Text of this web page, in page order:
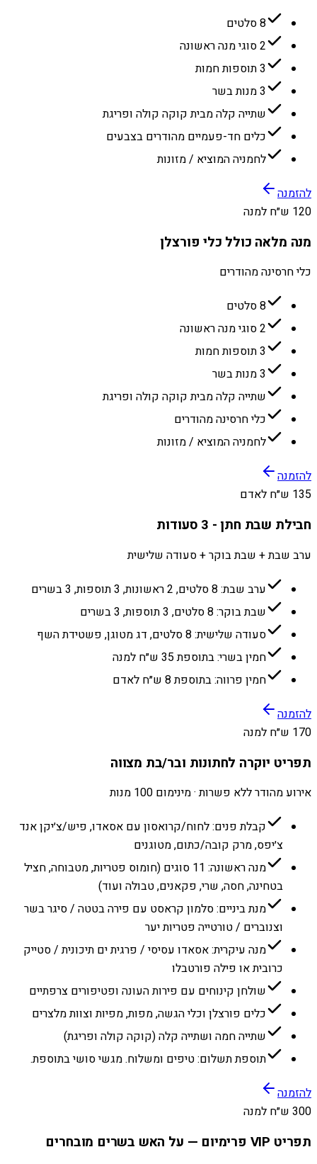
8 סלטים
2 סוגי מנה ראשונה
3 תוספות חמות
3 מנות בשר
שתייה קלה מבית קוקה קולה ופריגת
כלים חד-פעמיים מהודרים בצבעים
לחמניה המוציא / מזונות
להזמנה
120 ש״ח למנה
מנה מלאה כולל כלי פורצלן
כלי חרסינה מהודרים
8 סלטים
2 סוגי מנה ראשונה
3 תוספות חמות
3 מנות בשר
שתייה קלה מבית קוקה קולה ופריגת
כלי חרסינה מהודרים
לחמניה המוציא / מזונות
להזמנה
135 ש״ח לאדם
חבילת שבת חתן - 3 סעודות
ערב שבת + שבת בוקר + סעודה שלישית
ערב שבת: 8 סלטים, 2 ראשונות, 3 תוספות, 3 בשרים
שבת בוקר: 8 סלטים, 3 תוספות, 3 בשרים
סעודה שלישית: 8 סלטים, דג מטוגן, פשטידת השף
חמין בשרי: בתוספת 35 ש״ח למנה
חמין פרווה: בתוספת 8 ש״ח לאדם
להזמנה
170 ש״ח למנה
תפריט יוקרה לחתונות ובר/בת מצווה
אירוע מהודר ללא פשרות · מינימום 100 מנות
קבלת פנים: לחוח/קרואסון עם אסאדו, פיש/צ׳יקן אנד
צ׳יפס, מרק קובה/כתום, מטוגנים
מנה ראשונה: 11 סוגים (חומוס פטריות, מטבוחה, חציל
בטחינה, חסה, שרי, פקאנים, טבולה ועוד)
מנת ביניים: סלמון קראסט עם פירה בטטה / סיגר בשר
וצנוברים / טורטייה פטריות יער
מנה עיקרית: אסאדו עסיסי / פרגית ים תיכונית / סטייק
כרובית או פילה פורטבלו
שולחן קינוחים עם פירות העונה ופטיפורים צרפתיים
כלים פורצלן וכלי הגשה, מפות, מפיות וצוות מלצרים
שתייה חמה ושתייה קלה (קוקה קולה ופריגת)
תוספת תשלום: טיפים ומשלוח. מגשי סושי בתוספת.
להזמנה
300 ש״ח למנה
תפריט VIP פרימיום — על האש בשרים מובחרים